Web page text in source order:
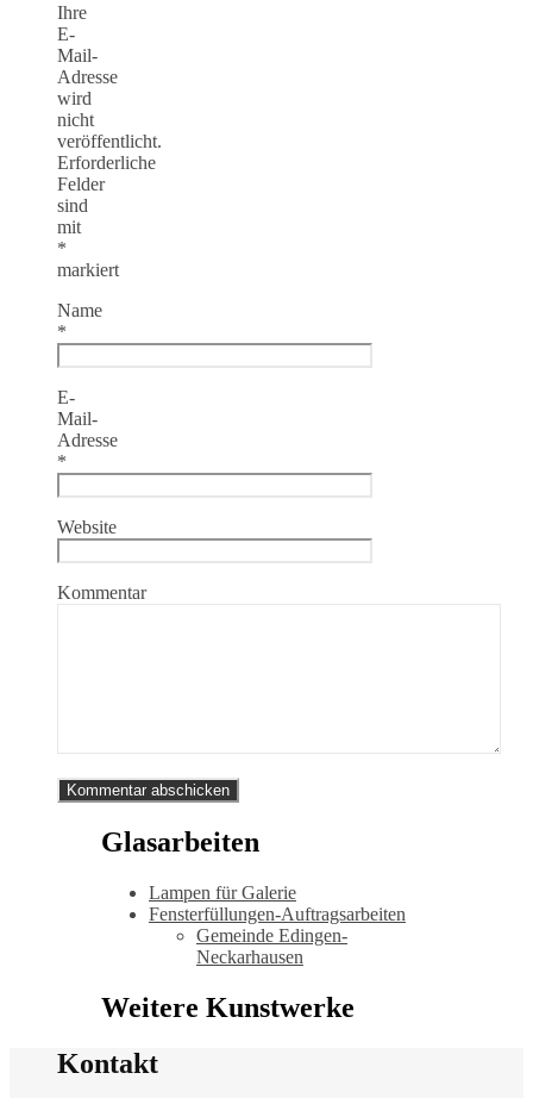
Ihre
E-
Mail-
Adresse
wird
nicht
veröffentlicht.
Erforderliche
Felder
sind
mit
*
markiert
Name
*
E-
Mail-
Adresse
*
Website
Kommentar
Glasarbeiten
Lampen für Galerie
Fensterfüllungen-Auftragsarbeiten
Gemeinde Edingen-
Neckarhausen
Weitere Kunstwerke
Kontakt